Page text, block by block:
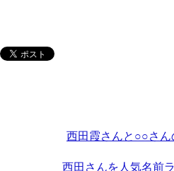
西田霞さんと○○さん
西田さんを人気名前